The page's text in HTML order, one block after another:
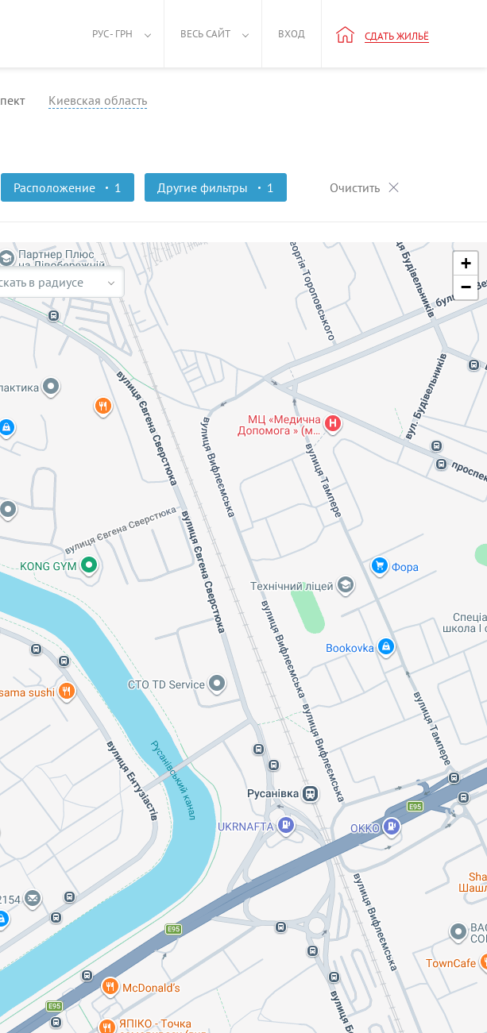
РУС - ГРН ВЕСЬ САЙТ ВХОД СДАТЬ ЖИЛЬЁ
Киевская область
Расположение 1 Другие фильтры 1 Очистить
в радиусе
+
−